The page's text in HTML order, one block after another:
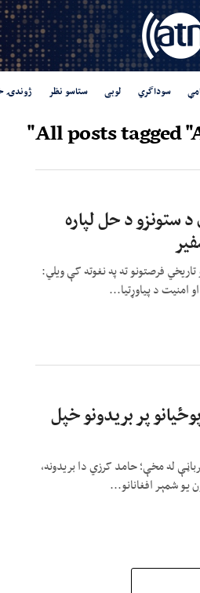
سوداگري لوبی ستاسو نظر ژوندۍ
All posts tagged
ستونزو د حل لپاره
فرصتونو ته په نغوته کې ویلي:
د پیاوړتیا...
پر بریدونو خپل
له مخې؛ حامد کرزي دا بریدونه،
شمېر افغانانو...